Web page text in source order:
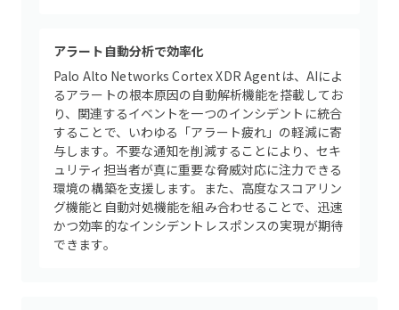
アラート自動分析で効率化
Palo Alto Networks Cortex XDR Agentは、AIによ
るアラートの根本原因の自動解析機能を搭載してお
り、関連するイベントを一つのインシデントに統合
することで、いわゆる「アラート疲れ」の軽減に寄
与します。不要な通知を削減することにより、セキ
ュリティ担当者が真に重要な脅威対応に注力できる
環境の構築を支援します。また、高度なスコアリン
グ機能と自動対処機能を組み合わせることで、迅速
かつ効率的なインシデントレスポンスの実現が期待
できます。